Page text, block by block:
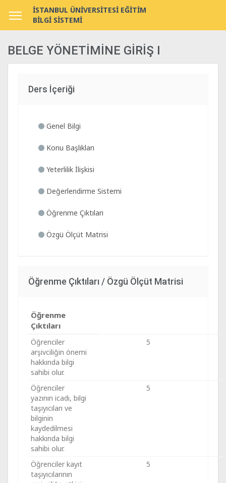
İSTANBUL ÜNİVERSİTESİ EĞİTİM
BİLGİ SİSTEMİ
BELGE YÖNETİMİNE GİRİŞ I
Ders İçeriği
Genel Bilgi
Konu Başlıkları
Yeterlilik İlişkisi
Değerlendirme Sistemi
Öğrenme Çıktıları
Özgü Ölçüt Matrisi
Öğrenme Çıktıları / Özgü Ölçüt Matrisi
Öğrenme
Çıktıları
Öğrenciler
arşivciliğin önemi
hakkında bilgi
sahibi olur.
5
Öğrenciler
yazının icadı, bilgi
taşıyıcıları ve
bilginin
kaydedilmesi
hakkında bilgi
sahibi olur.
5
Öğrenciler kayıt
taşıyıcılarının
5